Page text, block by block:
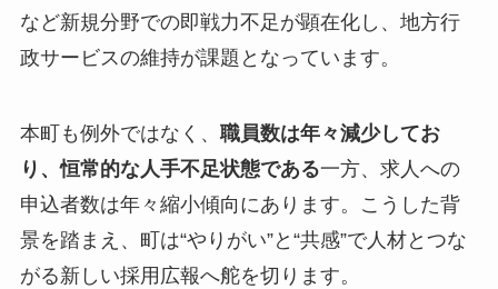
など新規分野での即戦力不足が顕在化し、地方行
政サービスの維持が課題となっています。
本町も例外ではなく、 職員数は年々減少してお
り、恒常的な人手不足状態である一方、求人への
申込者数は年々縮小傾向にあります。こうした背
景を踏まえ、町は“やりがい”と“共感”で人材とつな
がる新しい採用広報へ舵を切ります。